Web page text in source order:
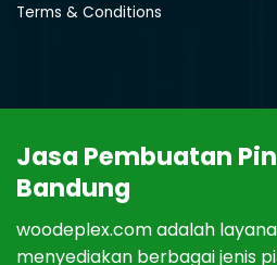
Terms & Conditions
Jasa Pembuatan
Bandung
woodeplex.com adalah lay
menyediakan berbagaijenis